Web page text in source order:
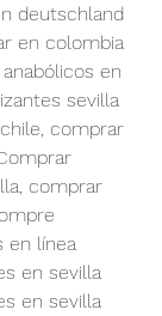
deutschland
en colombia
en
sevilla
comprar
comprar
en línea
en sevilla
en sevilla